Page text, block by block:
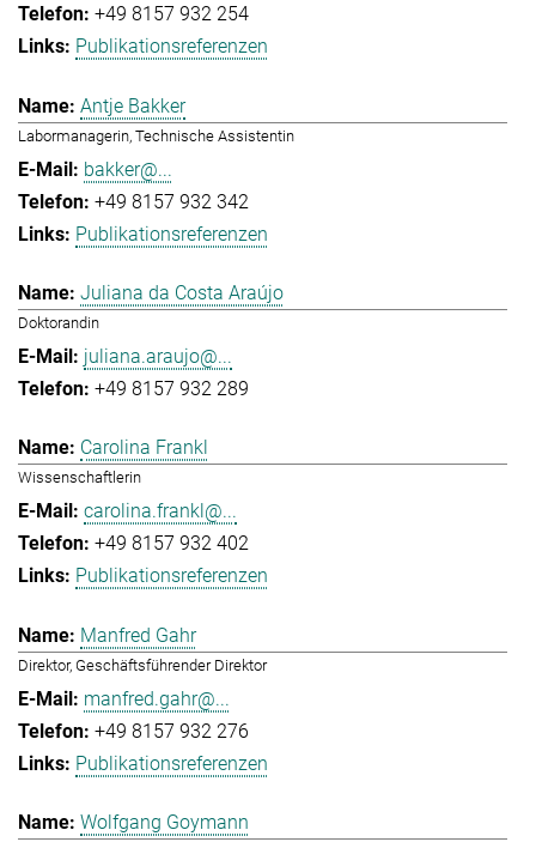
+49 8157 932 254
Publikationsreferenzen
Antje Bakker
Labormanagerin, Technische Assistentin
bakker@...
+49 8157 932 342
Publikationsreferenzen
Juliana da Costa Araújo
Doktorandin
juliana.araujo@...
+49 8157 932 289
Carolina Frankl
Wissenschaftlerin
carolina.frankl@...
+49 8157 932 402
Publikationsreferenzen
Manfred Gahr
Direktor, Geschäftsführender Direktor
manfred.gahr@...
+49 8157 932 276
Publikationsreferenzen
Wolfgang Goymann